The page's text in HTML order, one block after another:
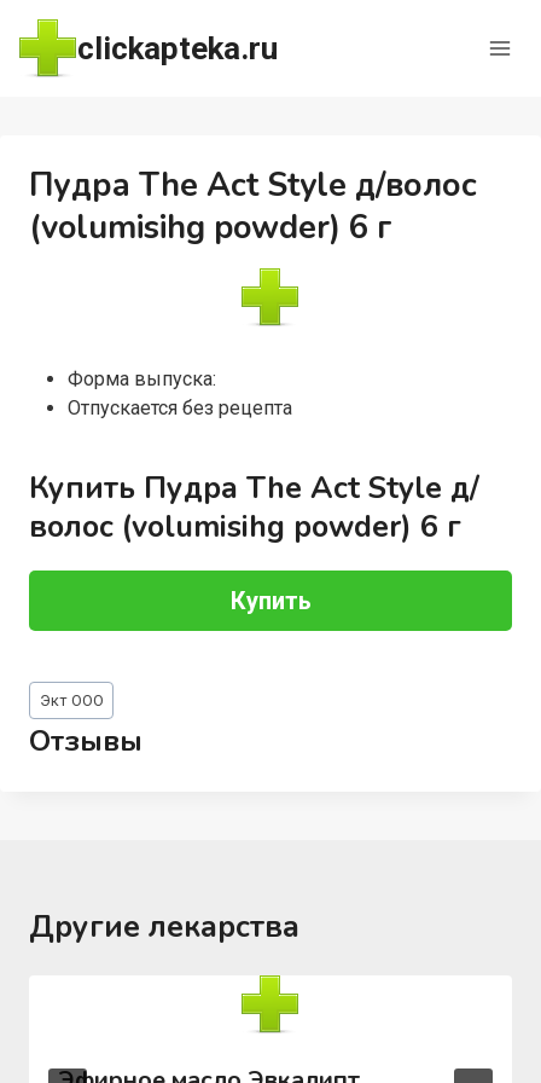
Перейти
содержимому
clickapteka.ru
Пудра The Act Style д/волос
(volumisihg powder) 6 г
Форма выпуска:
Отпускается без рецепта
Купить Пудра The Act Style д/
волос (volumisihg powder) 6 г
Купить
Метки
записи:
Экт ООО
Отзывы
Другие лекарства